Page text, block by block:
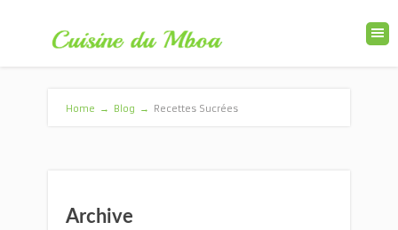
Home → Blog → Recettes Sucrées
Archive